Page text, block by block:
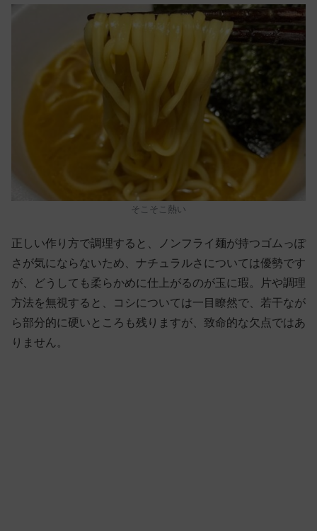
そこそこ熱い
正しい作り方で調理すると、ノンフライ麺が持つゴムっぽ
さが気にならないため、ナチュラルさについては優勢です
が、どうしても柔らかめに仕上がるのが玉に瑕。片や調理
方法を無視すると、コシについては一目瞭然で、若干なが
ら部分的に硬いところも残りますが、致命的な欠点ではあ
りません。